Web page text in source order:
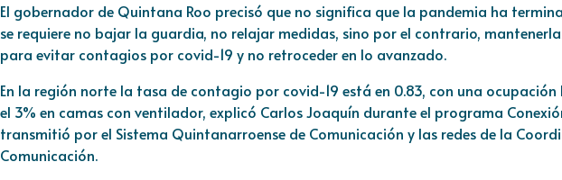
El gobernador de Quintana Roo precisó que no significa que la pandemia ha
se requiere no bajar la guardia, no relajar medidas, sino por el contrario,
para evitar contagios por covid-19 y no retroceder en lo avanzado.
En la región norte la tasa de contagio por covid-19 está en 0.83, con una
el 3% en camas con ventilador, explicó Carlos Joaquín durante el programa
transmitió por el Sistema Quintanarroense de Comunicación y las redes de la
Comunicación.